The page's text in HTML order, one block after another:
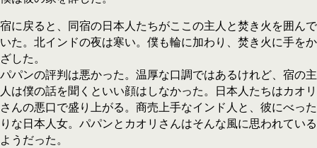
宿に戻ると、同宿の日本人たちがここの主人と焚き火を囲んで
いた。北インドの夜は寒い。僕も輪に加わり、焚き火に手をか
ざした。
パパンの評判は悪かった。温厚な口調ではあるけれど、宿の主
人は僕の話を聞くといい顔はしなかった。日本人たちはカオリ
さんの悪口で盛り上がる。商売上手なインド人と、彼にべった
りな日本人女。パパンとカオリさんはそんな風に思われている
ようだった。